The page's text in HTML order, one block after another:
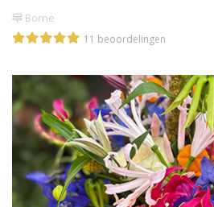
Borne
11 beoordelingen